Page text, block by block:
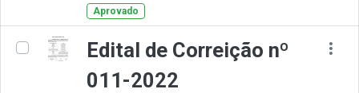
Aprovado
Edital de Correição nº
011-2022